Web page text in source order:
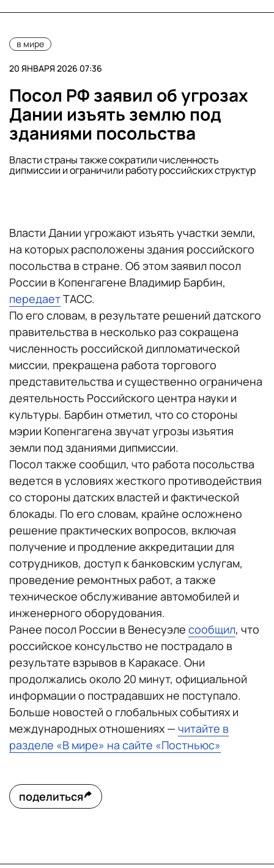
в мире
20 ЯНВАРЯ 2026 07:36
Посол РФ заявил об угрозах
Дании изъять землю под
зданиями посольства
Власти страны также сократили численность
дипмиссии и ограничили работу российских структур
Власти Дании угрожают изъять участки земли,
на которых расположены здания российского
посольства в стране. Об этом заявил посол
России в Копенгагене Владимир Барбин,
передаетТАСС.
По его словам, в результате решений датского
правительства в несколько раз сокращена
численность российской дипломатической
миссии, прекращена работа торгового
представительства и существенно ограничена
деятельность Российского центра науки и
культуры. Барбин отметил, что со стороны
мэрии Копенгагена звучат угрозы изъятия
земли под зданиями дипмиссии.
Посол также сообщил, что работа посольства
ведется в условиях жесткого противодействия
со стороны датских властей и фактической
блокады. По его словам, крайне осложнено
решение практических вопросов, включая
получение и продление аккредитации для
сотрудников, доступ к банковским услугам,
проведение ремонтных работ, а также
техническое обслуживание автомобилей и
инженерного оборудования.
Ранее посол России в Венесуэле сообщил, что
российское консульство не пострадало в
результате взрывов в Каракасе. Они
продолжались около 20 минут, официальной
информации о пострадавших не поступало.
Больше новостей о глобальных событиях и
международных отношениях — читайте в
разделе «В мире» на сайте «Постньюс»
поделиться